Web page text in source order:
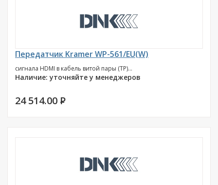
Передатчик Kramer WP-561/EU(W)
сигнала HDMI в кабель витой пары (TP)...
Наличие: уточняйте у менеджеров
24 514.00 P